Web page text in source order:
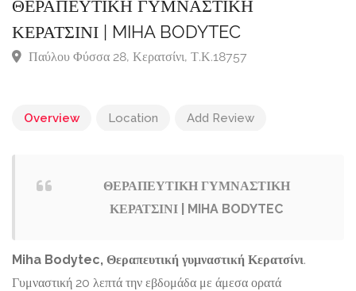
Γυμναστήρια, Σπορ-Χόμπι Κερατσίνι Νομός Αττικής
ΘΕΡΑΠΕΥΤΙΚΗ ΓΥΜΝΑΣΤΙΚΗ
Overview Location Add Review
ΘΕΡΑΠΕΥΤΙΚΗ ΓΥΜΝΑΣΤΙΚΗ
ΚΕΡΑΤΣΙΝΙ | MIHA BODYTEC
Miha Bodytec, Θεραπευτική γυμναστική Κερατσίνι.
Γυμναστική 20 λεπτά την εβδομάδα με άμεσα ορατά